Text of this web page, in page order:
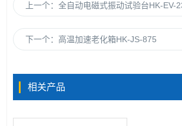
上一个：全自动电磁式振动试验台HK-EV-
下一个：高温加速老化箱HK-JS-875
相关产品